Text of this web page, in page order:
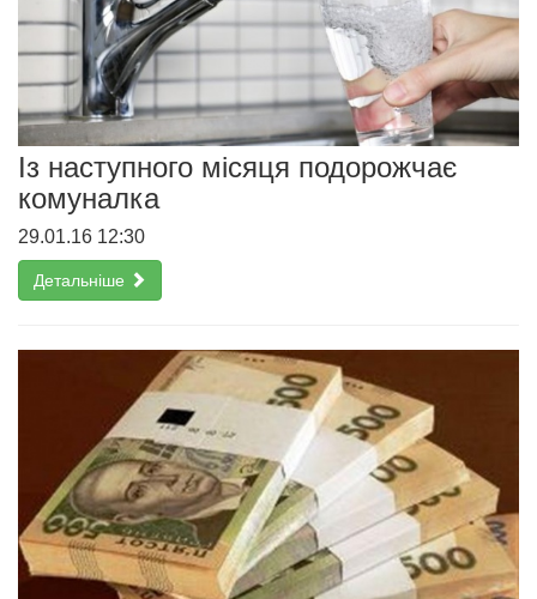
Із наступного місяця подорожчає
комуналка
29.01.16 12:30
Детальніше